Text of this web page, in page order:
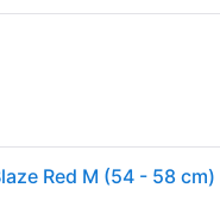
Red M (54 - 58 cm)